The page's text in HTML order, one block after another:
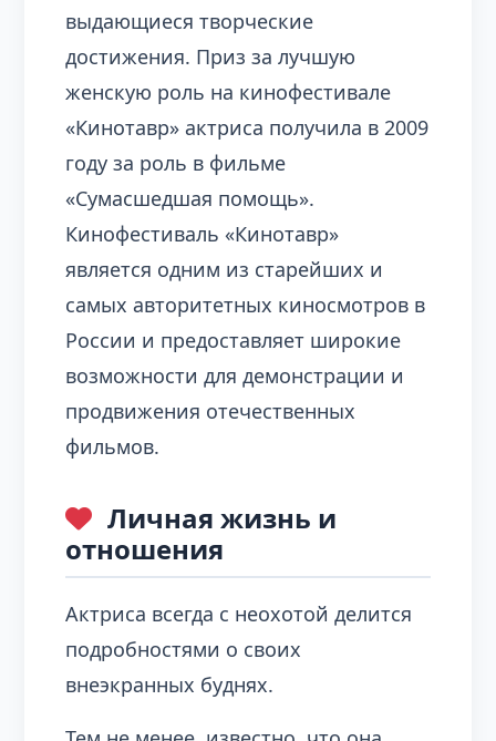
выдающиеся творческие
достижения. Приз за лучшую
женскую роль на кинофестивале
«Кинотавр» актриса получила в 2009
году за роль в фильме
«Сумасшедшая помощь».
Кинофестиваль «Кинотавр»
является одним из старейших и
самых авторитетных киносмотров в
России и предоставляет широкие
возможности для демонстрации и
продвижения отечественных
фильмов.
Личная жизнь и
отношения
Актриса всегда с неохотой делится
подробностями о своих
внеэкранных буднях.